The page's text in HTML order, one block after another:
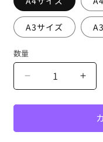
A3サイズ
数量
ポ
A4・
ポ